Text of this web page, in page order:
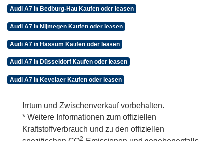
Audi A7 in Bedburg-Hau Kaufen oder leasen
Audi A7 in Nijmegen Kaufen oder leasen
Audi A7 in Hassum Kaufen oder leasen
Audi A7 in Düsseldorf Kaufen oder leasen
Audi A7 in Kevelaer Kaufen oder leasen
Irrtum und Zwischenverkauf vorbehalten.
* Weitere Informationen zum offiziellen
Kraftstoffverbrauch und zu den offiziellen
2